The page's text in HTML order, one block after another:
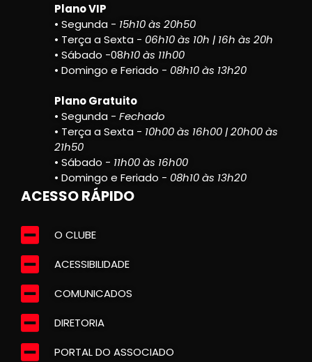
Plano VIP
• Segunda - 15h10 às 20h50
• Terça a Sexta - 06h10 às 10h | 16h às 20h
• Sábado -08h10 às 11h00
• Domingo e Feriado - 08h10 às 13h20
Plano Gratuito
• Segunda - Fechado
• Terça a Sexta - 10h00 às 16h00 | 20h00 às
21h50
• Sábado - 11h00 às 16h00
• Domingo e Feriado - 08h10 às 13h20
ACESSO RÁPIDO
O CLUBE
ACESSIBILIDADE
COMUNICADOS
DIRETORIA
PORTAL DO ASSOCIADO